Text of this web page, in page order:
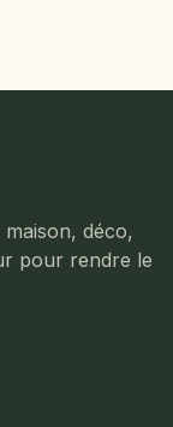
maison, déco,
pour rendre le